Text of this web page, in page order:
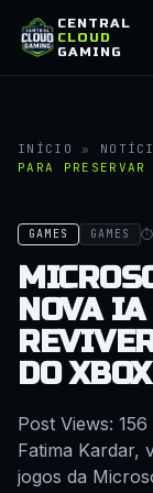
CENTRAL
CLOUD
GAMING
INÍCIO »
PARA
GAMES GAMES
NOVA
DO XBOX
Post Views:
Fatima Kardar,
jogos da